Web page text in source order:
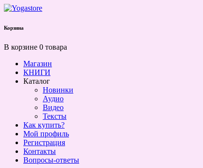
Корзина
В корзине 0 товара
Магазин
КНИГИ
Каталог
Новинки
Аудио
Видео
Тексты
Как купить?
Мой профиль
Регистрация
Контакты
Вопросы-ответы